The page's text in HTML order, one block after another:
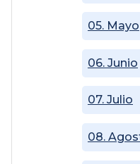
05. Mayo
06. Junio
07. Julio
08.